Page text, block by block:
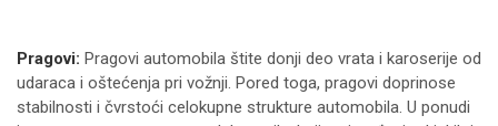
Pragovi: Pragovi automobila štite donji deo vrata i karoserije od
udaraca i oštećenja pri vožnji. Pored toga, pragovi doprinose
stabilnosti i čvrstoći celokupne strukture automobila. U ponudi